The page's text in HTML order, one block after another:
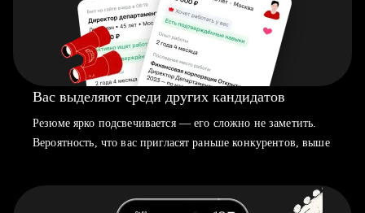
Вас выделяют среди других кандидатов
Резюме ярко подсвечивается — его сложно не заметить.
Вероятность, что вас пригласят раньше конкурентов, выше